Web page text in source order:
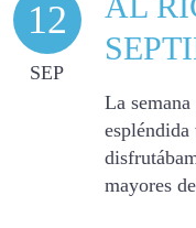
12
SEP
La
espléndida
mayores